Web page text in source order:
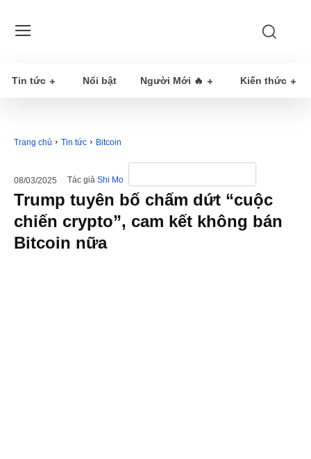
Tin tức Nổi bật Người Mới 🔥 Kiến thức
Trang chủ Tin tức Bitcoin
08/03/2025 Tác giả Shi Mo
Trump tuyên bố chấm dứt “cuộc
chiến crypto”, cam kết không bán
Bitcoin nữa